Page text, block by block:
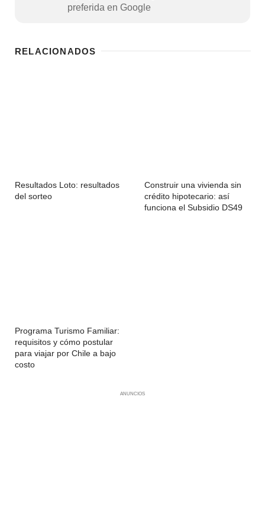
preferida en Google
RELACIONADOS
Resultados Loto: resultados
del sorteo
Construir una vivienda sin
crédito hipotecario: así
funciona el Subsidio DS49
Programa Turismo Familiar:
requisitos y cómo postular
para viajar por Chile a bajo
costo
ANUNCIOS